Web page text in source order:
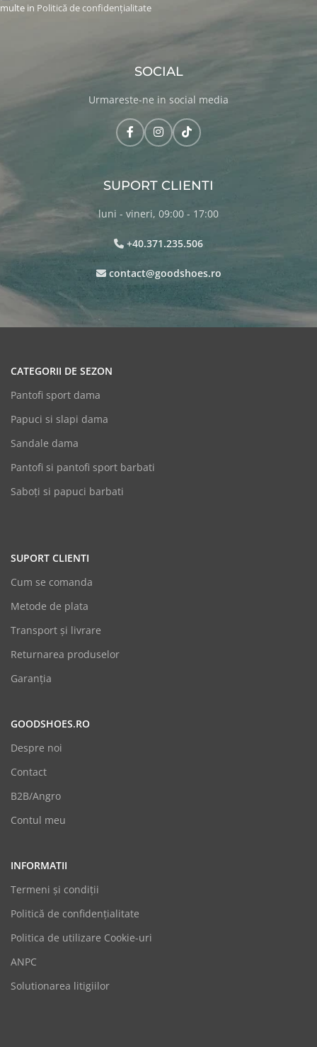
multe in Politică de confidențialitate
SOCIAL
Urmareste-ne in social media
SUPORT CLIENTI
luni - vineri, 09:00 - 17:00
+40.371.235.506
contact@goodshoes.ro
CATEGORII DE SEZON
Pantofi sport dama
Papuci si slapi dama
Sandale dama
Pantofi si pantofi sport barbati
Saboți si papuci barbati
SUPORT CLIENTI
Cum se comanda
Metode de plata
Transport și livrare
Returnarea produselor
Garanția
GOODSHOES.RO
Despre noi
Contact
B2B/Angro
Contul meu
INFORMATII
Termeni şi condiții
Politică de confidențialitate
Politica de utilizare Cookie-uri
ANPC
Solutionarea litigiilor